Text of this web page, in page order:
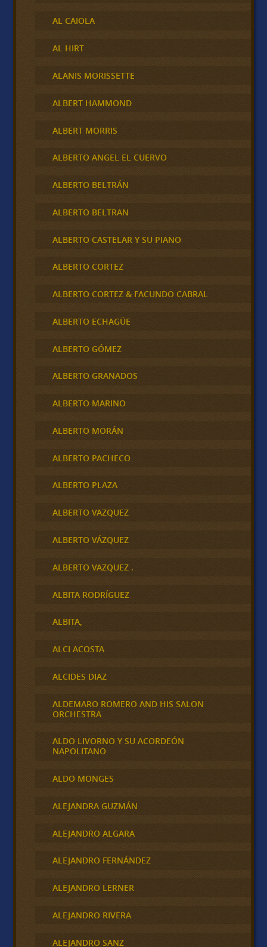
AL CAIOLA
AL HIRT
ALANIS MORISSETTE
ALBERT HAMMOND
ALBERT MORRIS
ALBERTO ANGEL EL CUERVO
ALBERTO BELTRÁN
ALBERTO BELTRAN
ALBERTO CASTELAR Y SU PIANO
ALBERTO CORTEZ
ALBERTO CORTEZ & FACUNDO CABRAL
ALBERTO ECHAGÜE
ALBERTO GÓMEZ
ALBERTO GRANADOS
ALBERTO MARINO
ALBERTO MORÁN
ALBERTO PACHECO
ALBERTO PLAZA
ALBERTO VAZQUEZ
ALBERTO VÁZQUEZ
ALBERTO VAZQUEZ .
ALBITA RODRÍGUEZ
ALBITA,
ALCI ACOSTA
ALCIDES DIAZ
ALDEMARO ROMERO AND HIS SALON
ORCHESTRA
ALDO LIVORNO Y SU ACORDEÓN
NAPOLITANO
ALDO MONGES
ALEJANDRA GUZMÁN
ALEJANDRO ALGARA
ALEJANDRO FERNÁNDEZ
ALEJANDRO LERNER
ALEJANDRO RIVERA
ALEJANDRO SANZ